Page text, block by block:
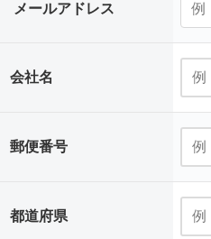
メールアドレス
会社名
郵便番号
都道府県